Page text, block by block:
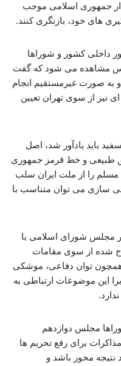
جمهوری اسلامی موجب
های خود، بازنگری کنند.
داخلی کشور و شوراها
مشاهده می شود که گفت
به صورت غیرمستقیم انجام
نیز از سوی تهران تعیین
باید یادآور شد، اصل
طبیعی و خط قرمز جمهوری
مسلم را از ملت ایران سلب
سازی می توان متناسب با
مجلس شورای اسلامی با
شده از سوی مقامات
توان دفاعی، موشکی
این موضوعات ارتباطی به
مجلس دوازدهم
برای رفع تحریم ها
نتیجه محور باشد و